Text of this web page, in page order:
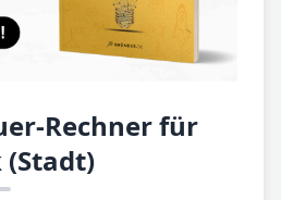
Rechner für
(Stadt)